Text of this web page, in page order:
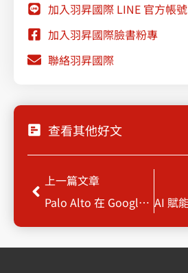
加入羽昇國際 LINE 官方帳號
加入羽昇國際臉書粉專
聯絡羽昇國際
查看其他好文
Prev
上一篇文章
Palo Alto 在 Google Cloud Platform 上的方案選擇